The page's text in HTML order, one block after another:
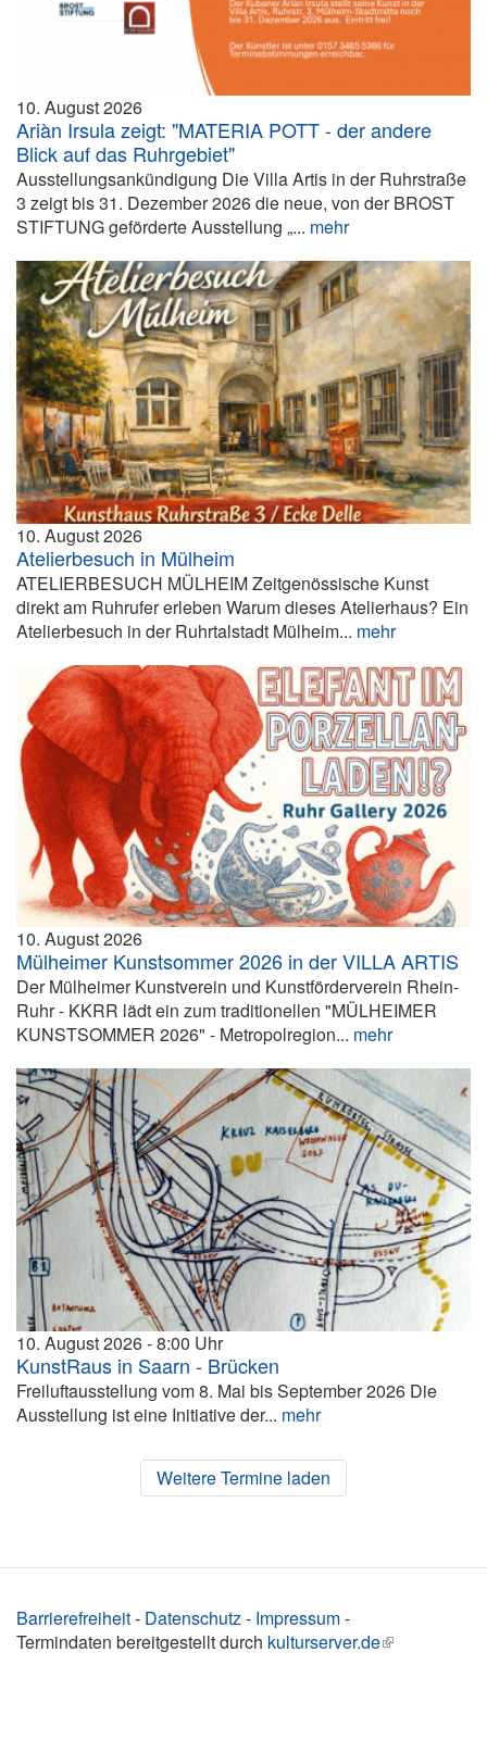
10. August 2026
Ariàn Irsula zeigt: "MATERIA POTT - der andere
Blick auf das Ruhrgebiet"
Ausstellungsankündigung Die Villa Artis in der Ruhrstraße
3 zeigt bis 31. Dezember 2026 die neue, von der BROST
STIFTUNG geförderte Ausstellung „... mehr
10. August 2026
Atelierbesuch in Mülheim
ATELIERBESUCH MÜLHEIM Zeitgenössische Kunst
direkt am Ruhrufer erleben Warum dieses Atelierhaus? Ein
Atelierbesuch in der Ruhrtalstadt Mülheim... mehr
10. August 2026
Mülheimer Kunstsommer 2026 in der VILLA ARTIS
Der Mülheimer Kunstverein und Kunstförderverein Rhein-
Ruhr - KKRR lädt ein zum traditionellen "MÜLHEIMER
KUNSTSOMMER 2026" - Metropolregion... mehr
10. August 2026 8:00
KunstRaus in Saarn - Brücken
Freiluftausstellung vom 8. Mai bis September 2026 Die
Ausstellung ist eine Initiative der... mehr
Weitere Termine laden
Barrierefreiheit- Datenschutz - Impressum-
Termindaten bereitgestellt durch kulturserver.de